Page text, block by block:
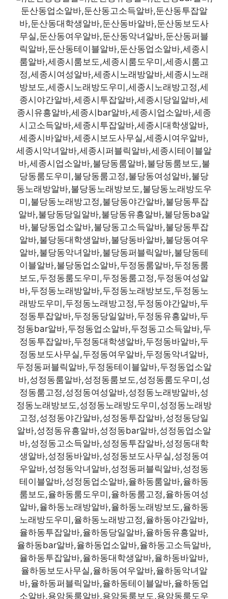
둔산동업소알바,둔산동고소득알바,둔산동투잡알
바,둔산동대학생알바,둔산동바알바,둔산동보도사
무실,둔산동여우알바,둔산동악녀알바,둔산동퍼블
릭알바,둔산동테이블알바,둔산동업소알바,세종시
룸알바,세종시룸보도,세종시룸도우미,세종시룸고
정,세종시여성알바,세종시노래방알바,세종시노래
방보도,세종시노래방도우미,세종시노래방고정,세
종시야간알바,세종시투잡알바,세종시당일알바,세
종시유흥알바,세종시bar알바,세종시업소알바,세종
시고소득알바,세종시투잡알바,세종시대학생알바,
세종시바알바,세종시보도사무실,세종시여우알바,
세종시악녀알바,세종시퍼블릭알바,세종시테이블알
바,세종시업소알바,불당동룸알바,불당동룸보도,불
당동룸도우미,불당동룸고정,불당동여성알바,불당
동노래방알바,불당동노래방보도,불당동노래방도우
미,불당동노래방고정,불당동야간알바,불당동투잡
알바,불당동당일알바,불당동유흥알바,불당동ba알
바,불당동업소알바,불당동고소득알바,불당동투잡
알바,불당동대학생알바,불당동바알바,불당동여우
알바,불당동악녀알바,불당동퍼블릭알바,불당동테
이블알바,불당동업소알바,두정동룸알바,두정동룸
보도,두정동룸도우미,두정동룸고정,두정동여성알
바,두정동노래방알바,두정동노래방보도,두정동노
래방도우미,두정동노래방고정,두정동야간알바,두
정동투잡알바,두정동당일알바,두정동유흥알바,두
정동bar알바,두정동업소알바,두정동고소득알바,두
정동투잡알바,두정동대학생알바,두정동바알바,두
정동보도사무실,두정동여우알바,두정동악녀알바,
두정동퍼블릭알바,두정동테이블알바,두정동업소알
바,성정동룸알바,성정동룸보도,성정동룸도우미,성
정동룸고정,성정동여성알바,성정동노래방알바,성
정동노래방보도,성정동노래방도우미,성정동노래방
고정,성정동야간알바,성정동투잡알바,성정동당일
알바,성정동유흥알바,성정동bar알바,성정동업소알
바,성정동고소득알바,성정동투잡알바,성정동대학
생알바,성정동바알바,성정동보도사무실,성정동여
우알바,성정동악녀알바,성정동퍼블릭알바,성정동
테이블알바,성정동업소알바,율하동룸알바,율하동
룸보도,율하동룸도우미,율하동룸고정,율하동여성
알바,율하동노래방알바,율하동노래방보도,율하동
노래방도우미,율하동노래방고정,율하동야간알바,
율하동투잡알바,율하동당일알바,율하동유흥알바,
율하동bar알바,율하동업소알바,율하동고소득알바,
율하동투잡알바,율하동대학생알바,율하동바알바,
율하동보도사무실,율하동여우알바,율하동악녀알
바,율하동퍼블릭알바,율하동테이블알바,율하동업
소알바,용암동룸알바,용암동룸보도,용암동룸도우